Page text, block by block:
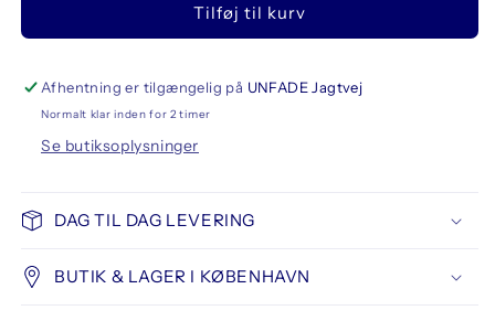
MIXED
Wall
Paint
Stick
Basic,
MIXED
Wall
Paint
Stick
Basic,
Tilføj til kurv
Afhentning er tilgængelig på UNFADE Jagtvej
Normalt klar inden for 2 timer
Se butiksoplysninger
DAG TIL DAG LEVERING
BUTIK & LAGER I KØBENHAVN